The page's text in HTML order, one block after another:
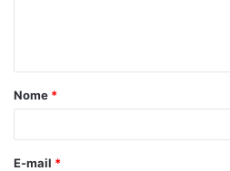
á
r
Nome *
E-mail *